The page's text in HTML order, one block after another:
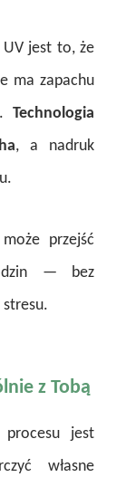
jest to, że
ma zapachu
Technologia
, a nadruk
przejść
— bez
stresu.
z Tobą
procesu jest
własne